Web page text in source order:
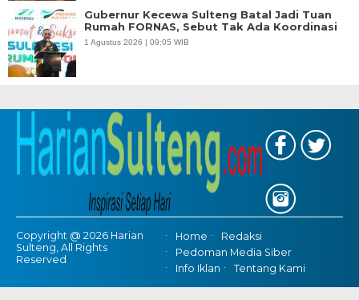
Gubernur Kecewa Sulteng Batal Jadi Tuan
Rumah FORNAS, Sebut Tak Ada Koordinasi
1 Agustus 2026 | 09:05 WIB
Copyright @ 2026 Harian
Sulteng, All Rights
Reserved
Home
Redaksi
Pedoman Media Siber
Info Iklan
Tentang Kami